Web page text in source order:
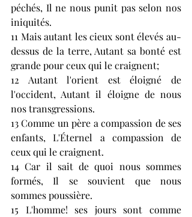
péchés, Il ne nous punit pas selon nos
iniquités.
11 Mais autant les cieux sont élevés au-
dessus de la terre, Autant sa bonté est
grande pour ceux qui le craignent;
12 Autant l'orient est éloigné de
l'occident, Autant il éloigne de nous
nos transgressions.
13 Comme un père a compassion de ses
enfants, L'Éternel a compassion de
ceux qui le craignent.
14 Car il sait de quoi nous sommes
formés, Il se souvient que nous
sommes poussière.
15 L'homme! ses jours sont comme